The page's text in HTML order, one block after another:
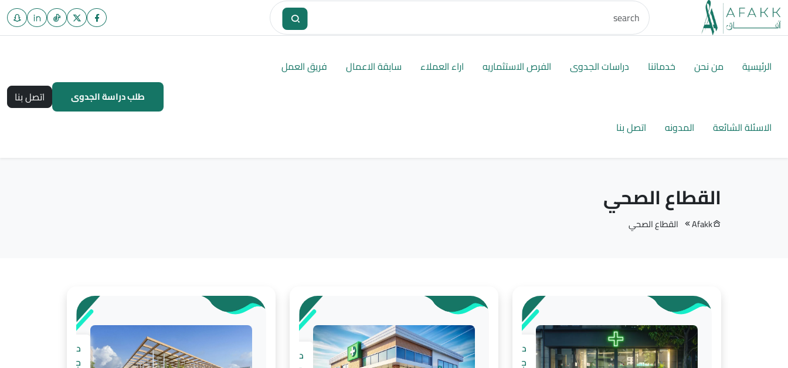
الرئيسية من نحن خدماتنا دراسات الجدوى الفرص الاستثماريه اراء العملاء سابقة الاعمال فريق العمل
الاسئلة الشائعة المدونه اتصل بنا
طلب دراسة الجدوى اتصل بنا
القطاع الصحي
Afakk القطاع الصحي
دراسة
جدوى
دراسة
دراسة
جدوى